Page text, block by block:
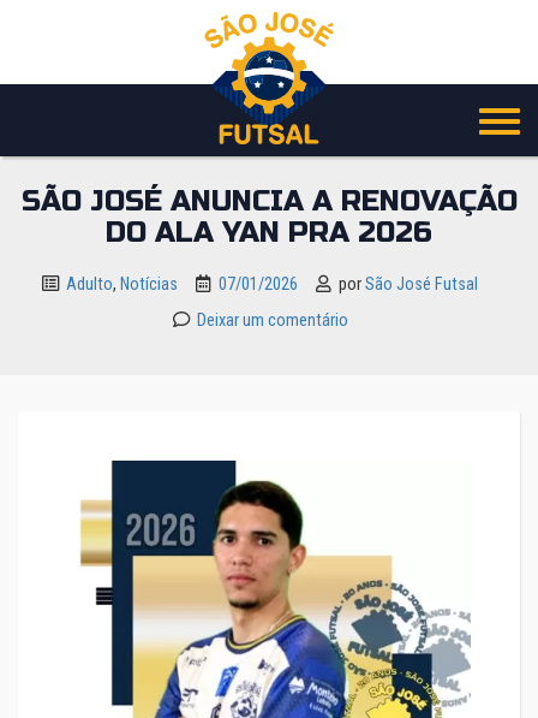
o
SÃO JOSÉ ANUNCIA A RENOVAÇÃO
DO ALA YAN PRA 2026
Adulto, Notícias 07/01/2026 porSão José Futsal
Deixar um comentário